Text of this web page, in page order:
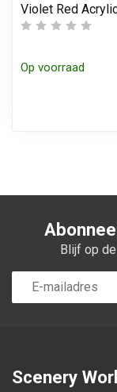
Violet Red
Op voorraad
Blijf op
Scenery